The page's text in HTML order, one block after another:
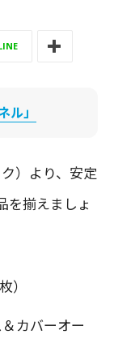
」
）より、安定
を揃えましょ
）
カバーオー